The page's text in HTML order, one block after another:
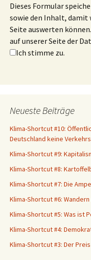
Dieses Formular
sowie den Inhalt, damit
Seite auswerten
auf unserer Seite der
Ich stimme zu.
Neueste Beiträge
Klima-Shortcut #10:
Deutschland keine
Klima-Shortcut #9:
Klima-Shortcut #8:
Klima-Shortcut #7: Die
Klima-Shortcut #6:
Klima-Shortcut #5: Was ist
Klima-Shortcut #4:
Klima-Shortcut #3: Der